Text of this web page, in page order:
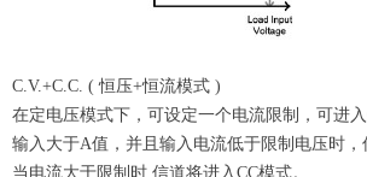
C.V.+C.C. ( 恒压+恒流模式 )
在定电压模式下，可设定一个电流限制，可进
输入大于A值，并且输入电流低于限制电压时，
当电流大于限制时,信道将进入CC模式。